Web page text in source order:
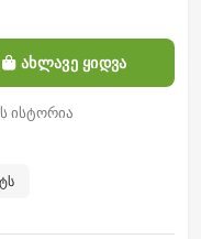
ახლავე ყიდვა
ისტორია